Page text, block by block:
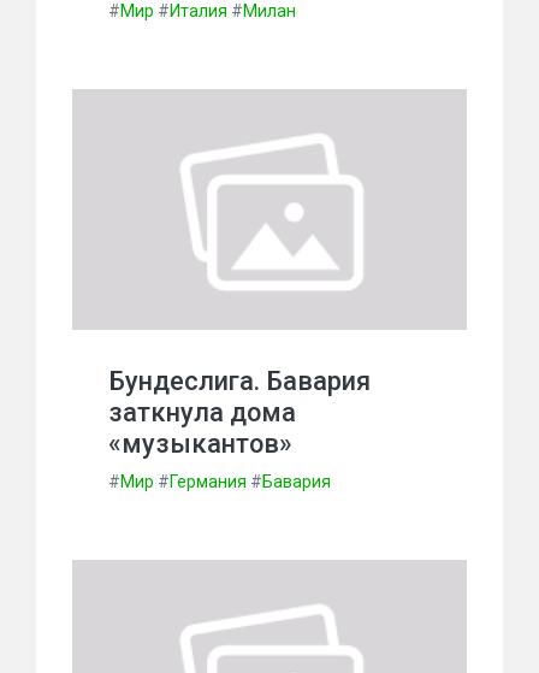
#Мир #Италия #Милан
Бундеслига. Бавария
заткнула дома
«музыкантов»
#Мир #Германия #Бавария